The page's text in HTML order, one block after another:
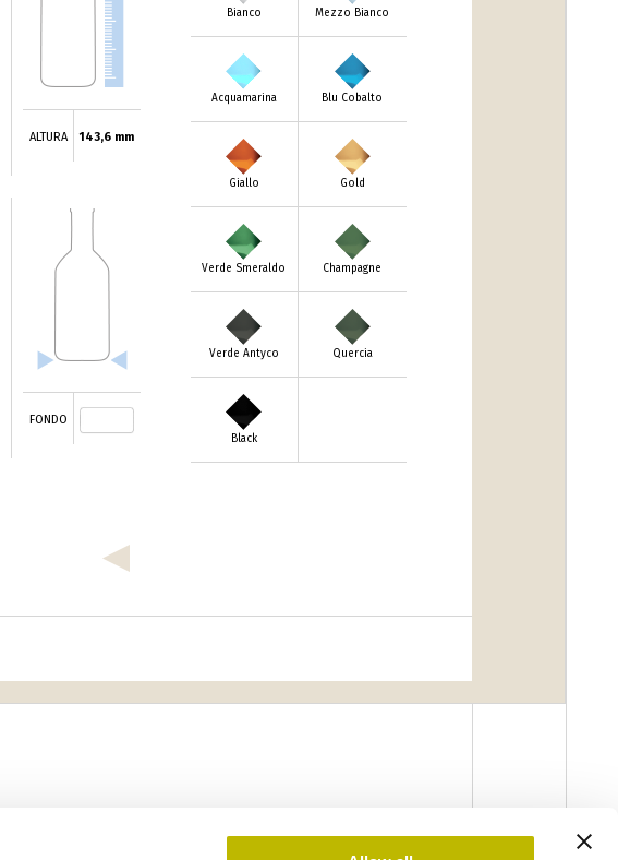
ALTURA 143,6 mm
FONDO
Bianco Mezzo Bianco
Acquamarina Blu Cobalto
Giallo Gold
Verde Smeraldo Champagne
Verde Antyco Quercia
Black